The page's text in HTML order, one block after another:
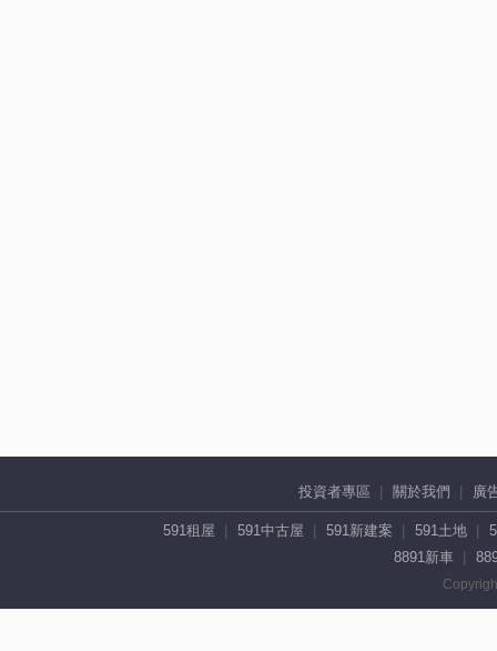
投資者專區 關於我們 廣
591租屋 591中古屋 591新建案 591土地
8891新車